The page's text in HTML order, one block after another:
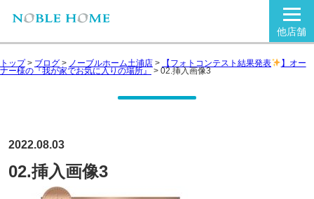
他店舗
トップ> ブログ > ノーブルホーム土浦店 > 【フォトコンテスト結果発表 】オー
ナー様の『我が家でお気に入りの場所』> 02.挿入画像3
2022.08.03
02.挿入画像3